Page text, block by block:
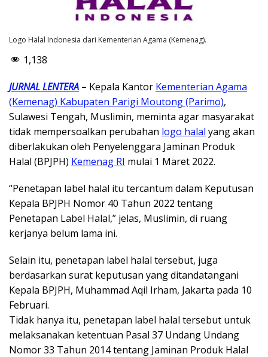
Logo Halal Indonesia dari Kementerian Agama (Kemenag).
1,138
JURNAL LENTERA – Kepala Kantor Kementerian Agama
(Kemenag) Kabupaten Parigi Moutong (Parimo),
Sulawesi Tengah, Muslimin, meminta agar masyarakat
tidak mempersoalkan perubahan logo halal yang akan
diberlakukan oleh Penyelenggara Jaminan Produk
Halal (BPJPH) Kemenag RI mulai 1 Maret 2022.
“Penetapan label halal itu tercantum dalam Keputusan
Kepala BPJPH Nomor 40 Tahun 2022 tentang
Penetapan Label Halal,” jelas, Muslimin, di ruang
kerjanya belum lama ini.
Selain itu, penetapan label halal tersebut, juga
berdasarkan surat keputusan yang ditandatangani
Kepala BPJPH, Muhammad Aqil Irham, Jakarta pada 10
Februari.
Tidak hanya itu, penetapan label halal tersebut untuk
melaksanakan ketentuan Pasal 37 Undang Undang
Nomor 33 Tahun 2014 tentang Jaminan Produk Halal